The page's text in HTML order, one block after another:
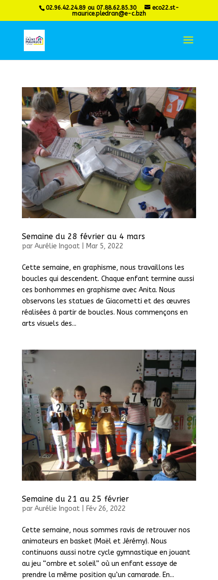
02.96.42.24.89 ou 07.88.62.85.30
eco22.st-
maurice.pledran@e-c.bzh
Semaine du 28 février au 4 mars
par Aurélie Ingoat| Mar 5, 2022
Cette semaine, en graphisme, nous travaillons les
boucles qui descendent. Chaque enfant termine aussi
ces bonhommes en graphisme avec Anita. Nous
observons les statues de Giacometti et des œuvres
réalisées à partir de boucles. Nous commençons en
arts visuels des...
Semaine du 21 au 25 février
par Aurélie Ingoat| Fév 26, 2022
Cette semaine, nous sommes ravis de retrouver nos
animateurs en basket (Maël et Jérémy). Nous
continuons aussi notre cycle gymnastique en jouant
au jeu “ombre et soleil” où un enfant essaye de
prendre la même position qu’un camarade. En...